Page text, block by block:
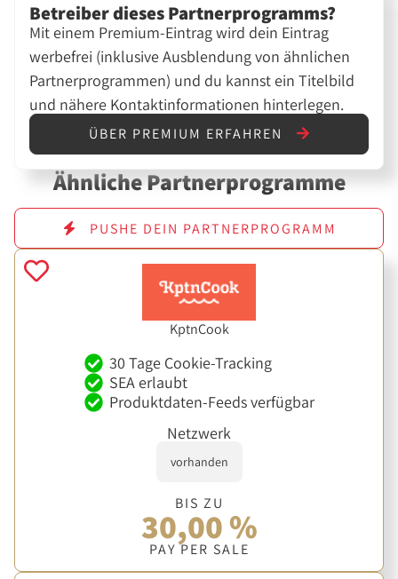
Betreiber dieses Partnerprogramms?
Mit einem Premium-Eintrag wird dein Eintrag
werbefrei (inklusive Ausblendung von ähnlichen
Partnerprogrammen) und du kannst ein Titelbild
und nähere Kontaktinformationen hinterlegen.
ÜBER PREMIUM ERFAHREN
Ähnliche Partnerprogramme
PUSHE DEIN PARTNERPROGRAMM
KptnCook
30 Tage Cookie-Tracking
SEA erlaubt
Produktdaten-Feeds verfügbar
Netzwerk
vorhanden
BIS ZU
30,00 %
PAY PER SALE